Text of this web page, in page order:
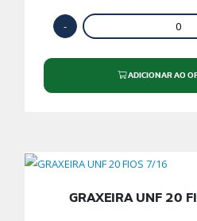
ADICIONAR AO
GRAXEIRA UNF 20